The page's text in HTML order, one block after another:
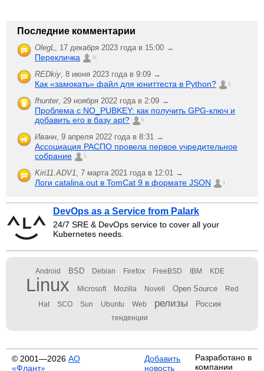
Последние комментарии
OlegL, 17 декабря 2023 года в 15:00 →
Перекличка 21
REDkiy, 8 июня 2023 года в 9:09 →
Как «замокать» файл для юниттеста в Python? 2
fhunter, 29 ноября 2022 года в 2:09 →
Проблема с NO_PUBKEY: как получить GPG-ключ и
добавить его в базу apt?
6
Иванн, 9 апреля 2022 года в 8:31 →
Ассоциация РАСПО провела первое учредительное
собрание
1
Kiri11.ADV1, 7 марта 2021 года в 12:01 →
Логи catalina.out в TomCat 9 в формате JSON 1
DevOps as a Service from Palark
24/7 SRE & DevOps service to cover all your
Kubernetes needs.
Android BSD Debian Firefox FreeBSD IBM KDE
Linux Microsoft Mozilla Novell Open Source Red
Hat SCO Sun Ubuntu Web релизы Россия
тенденции
© 2001—2026 АО
«Флант»
Добавить
новость
Разработано в
компании